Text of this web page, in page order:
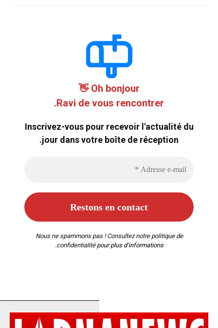
Oh bonjour 👋
Ravi de vous rencontrer.
Inscrivez-vous pour recevoir l'actualité du
jour dans votre boîte de réception.
Nous ne spammons pas ! Consultez notre politique de
confidentialitépour plus d’informations.